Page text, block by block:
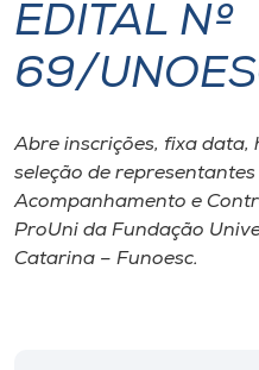
Internacionalização
I.nova
Diplomados
Cultura
EDITAL Nº
69/
Abre inscrições, fixa
seleção de
Acompanhamento e
ProUni da Fundação
Catarina – Funoesc.